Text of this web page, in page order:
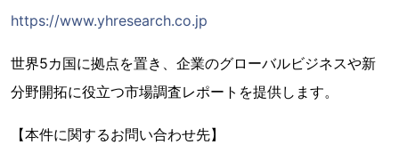
https://www.yhresearch.co.jp
世界5カ国に拠点を置き、企業のグローバルビジネスや新
分野開拓に役立つ市場調査レポートを提供します。
【本件に関するお問い合わせ先】